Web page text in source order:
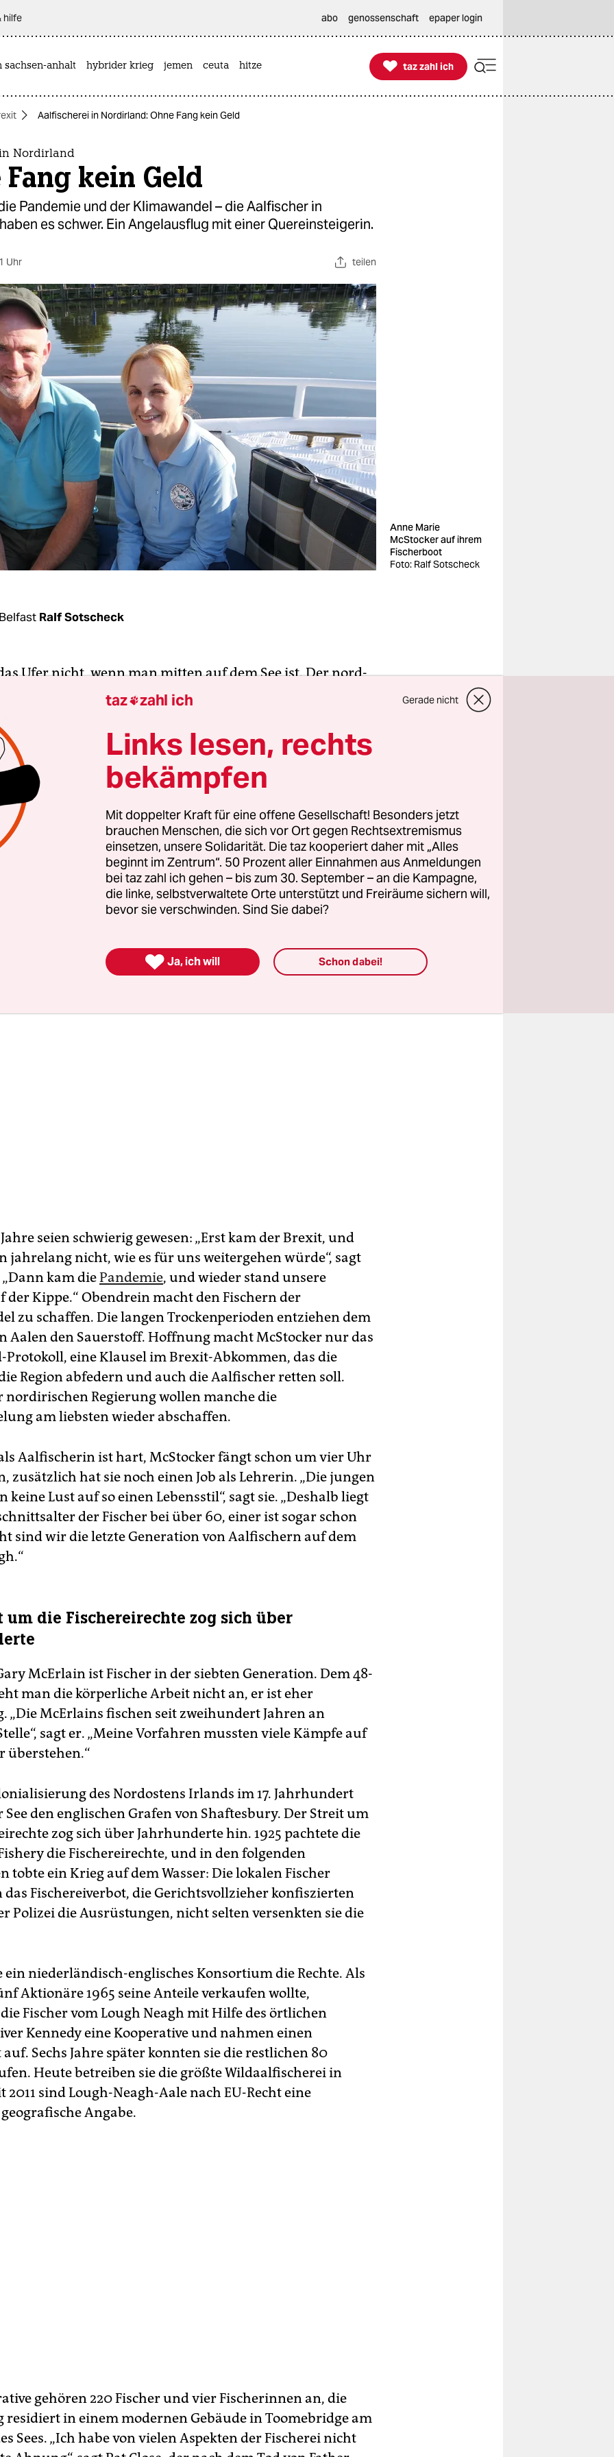
hilfe abo genossenschaft epaper login
sachsen-anhalt hybrider krieg jemen ceuta hitze 
taz zahl ich
taz zahl ich
Aalfischerei in Nordirland: Ohne Fang kein Geld
Nordirland
Fang kein Geld
Pandemie und der Klimawandel – die Aalfischer in
es schwer. Ein Angelausflug mit einer Quereinsteigerin.
Uhr teilen
Anne Marie
McStocker auf ihrem
Fischerboot
Foto: Ralf Sotscheck
Ralf Sotscheck
Ufer nicht, wenn man mitten auf dem See ist. Der nord­
Neagh ist 400 Quadratkilometer groß, er ist der größte
Inseln. Aber er ist ziemlich flach, im Schnitt gerade
tief.
McStocker ist nicht bis in die Mitte gefahren, sie zeigt auf
Ufernähe: Aale. Sie schwimmen im Schatten des
Gebüschs. Heute, am Sonntag, hat McStocker frei. Die
Frau ist eine von nur vier Aalfischerinnen auf dem
„Als mein Schwiegervater sich zur Ruhe setzte, fand
keinen Ersatz für ihn“, erzählt sie. „Da bin ich
Man müsse mit dem Bootsmann auf derselben
liegen, sonst funktioniere es nicht, sagt McStocker. „Wenn
seien schwierig gewesen: „Erst kam der Brexit, und
jahrelang nicht, wie es für uns weitergehen würde“, sagt
kam diePandemie, und wieder stand unsere
der Kippe.“ Obendrein macht den Fischern der
zu schaffen. Die langen Trockenperioden entziehen dem
Aalen den Sauerstoff. Hoffnung macht McStocker nur das
eine Klausel im Brexit-Abkommen, das die
Region abfedern und auch die Aalfischer retten soll.
nordirischen Regierung wollen manche die
am liebsten wieder abschaffen.
Aalfischerin ist hart, McStocker fängt schon um vier Uhr
zusätzlich hat sie noch einen Job als Lehrerin. „Die jungen
keine Lust auf so einen Lebensstil“, sagt sie. „Deshalb liegt
der Fischer bei über 60, einer ist sogar schon
sind wir die letzte Generation von Aal­fischern auf dem
um die Fischereirechte zog sich über
McErlain ist Fischer in der siebten Generation. Dem 48-
man die körperliche Arbeit nicht an, er ist eher
„Die McErlains fischen seit zweihundert Jahren an
sagt er. „Meine Vorfahren mussten viele Kämpfe auf
überstehen.“
des Nordostens Irlands im 17. Jahrhundert
See den englischen Grafen von Shaftesbury. Der Streit um
zog sich über Jahrhunderte hin. 1925 pachtete die
die Fischereirechte, und in den folgenden
tobte ein Krieg auf dem Wasser: Die lokalen Fischer
Fischereiverbot, die Gerichtsvollzieher konfiszierten
Polizei die Ausrüstungen, nicht selten versenkten sie die
ein niederländisch-englisches Konsortium die Rechte. Als
Aktionäre 1965 seine Anteile verkaufen wollte,
Fischer vom Lough Neagh mit Hilfe des örtlichen
Kennedy eine Kooperative und nahmen einen
Sechs Jahre später konnten sie die restlichen 80
Heute betreiben sie die größte Wildaalfischerei in
2011 sind Lough-Neagh-Aale nach EU-Recht eine
Angabe.
gehören 220 Fischer und vier Fischerinnen an, die
residiert in einem modernen Gebäude in Toomebridge am
Sees. „Ich habe von vielen Aspekten der Fischerei nicht
taz zahl ich Gerade nicht
Links lesen, rechts
bekämpfen
Mit doppelter Kraft für eine offene Gesellschaft! Besonders jetzt
brauchen Menschen, die sich vor Ort gegen Rechtsextremismus
einsetzen, unsere Solidarität. Die taz kooperiert daher mit „Alles
beginnt im Zentrum“. 50 Prozent aller Einnahmen aus Anmeldungen
bei taz zahl ich gehen – bis zum 30. September – an die Kampagne,
die linke, selbstverwaltete Orte unterstützt und Freiräume sichern will,
bevor sie verschwinden. Sind Sie dabei?
 Ja, ich will Schon dabei!